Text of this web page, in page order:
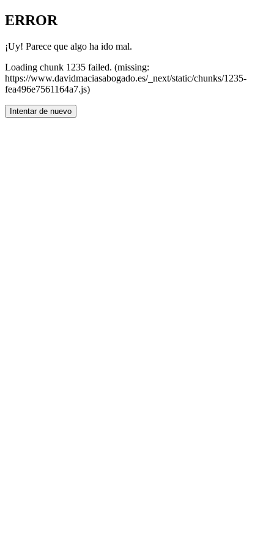
ERROR
¡Uy! Parece que algo ha ido mal.
Loading chunk 1235 failed. (missing:
https://www.davidmaciasabogado.es/_next/static/chunks/1235-
fea496e7561164a7.js)
Intentar de nuevo